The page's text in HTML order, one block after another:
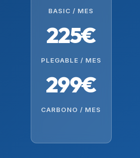
BASIC / MES
225€
PLEGABLE / MES
299€
CARBONO / MES